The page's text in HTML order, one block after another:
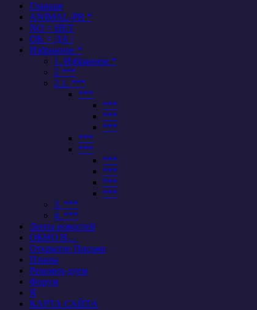
Главная
ANIMAL-PR *
NO = НЕТ
OK = ДА /
Избранное *
1. Избранное *
2 ***
2.1. ***
***
***
***
***
***
***
***
***
***
***
3. ***
4. ***
Лента новостей
ОКНО В…
Открытое Письмо
Планы
Рекомен-дуем
Форум
Я
КАРТА САЙТА